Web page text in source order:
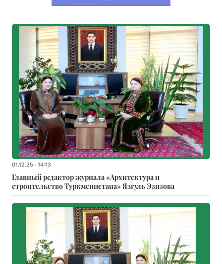
01.12.25 - 14:13
Главный редактор журнала «Архитектура и
строительство Туркменистана» Язгуль Эзизова